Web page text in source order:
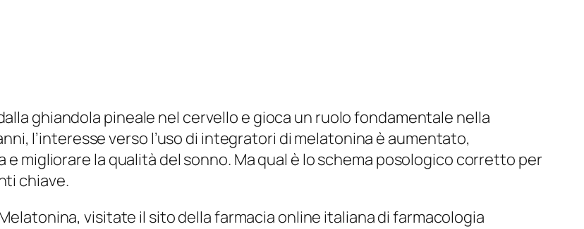
ghiandola pineale nel cervello e gioca un ruolo fondamentale nella
l’interesse verso l’uso di integratori di melatonina è aumentato,
migliorare la qualità del sonno. Ma qual è lo schema posologico corretto per
chiave.
visitate il sito della farmacia online italiana di farmacologia